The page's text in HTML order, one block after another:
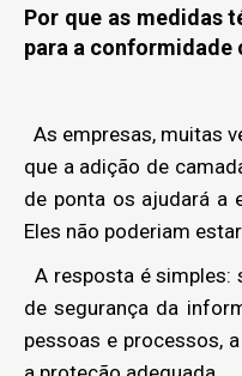
Por que as medidas
para a conformidade
As empresas, muitas
que a adição de
de ponta os ajudará a
Eles não poderiam
A resposta é simples:
de segurança da
pessoas e processos,